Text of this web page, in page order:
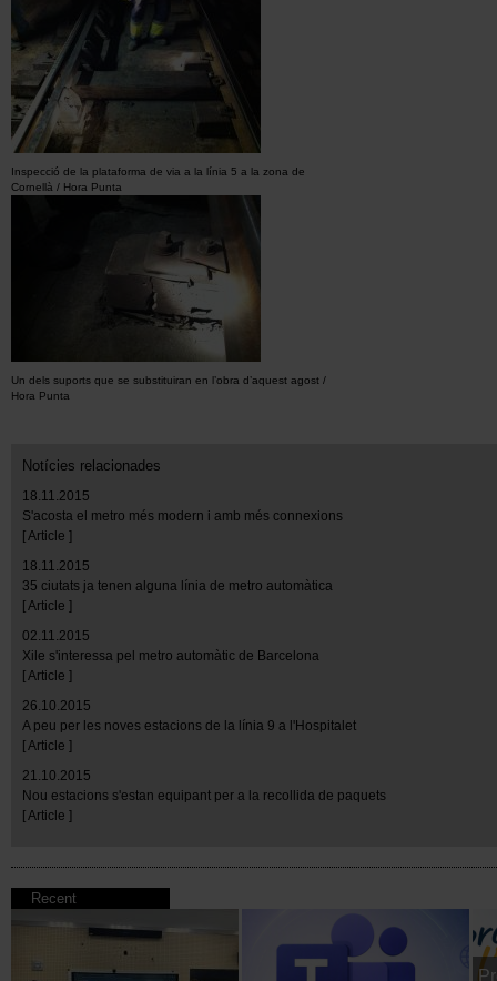
Inspecció de la plataforma de via a la línia 5 a la zona de
Cornellà / Hora Punta
Un dels suports que se substituiran en l’obra d’aquest agost /
Hora Punta
Notícies relacionades
18.11.2015
S'acosta el metro més modern i amb més connexions
[ Article ]
18.11.2015
35 ciutats ja tenen alguna línia de metro automàtica
[ Article ]
02.11.2015
Xile s'interessa pel metro automàtic de Barcelona
[ Article ]
26.10.2015
A peu per les noves estacions de la línia 9 a l'Hospitalet
[ Article ]
21.10.2015
Nou estacions s'estan equipant per a la recollida de paquets
[ Article ]
Recent